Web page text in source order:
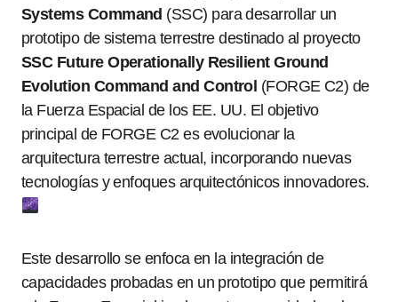
Systems Command (SSC) para desarrollar un
prototipo de sistema terrestre destinado al proyecto
SSC Future Operationally Resilient Ground
Evolution Command and Control (FORGE C2) de
la Fuerza Espacial de los EE. UU. El objetivo
principal de FORGE C2 es evolucionar la
arquitectura terrestre actual, incorporando nuevas
tecnologías y enfoques arquitectónicos innovadores.
Este desarrollo se enfoca en la integración de
capacidades probadas en un prototipo que permitirá